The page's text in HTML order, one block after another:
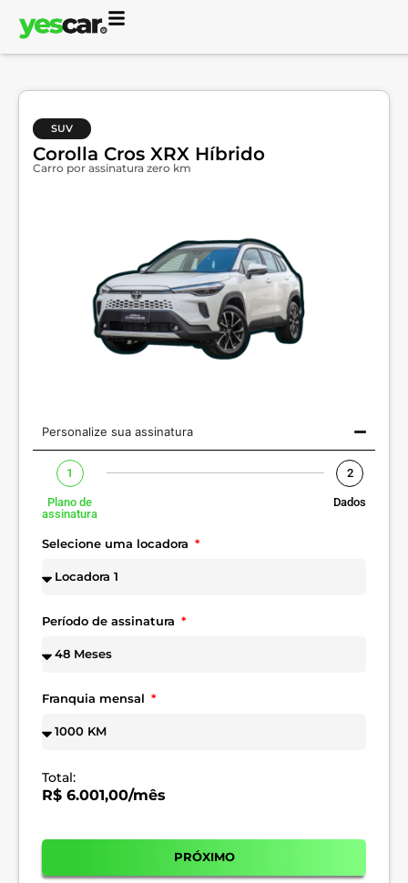
SUV
Corolla Cros XRX Híbrido
Carro por assinatura zero km
Personalize sua assinatura
1
Plano de
assinatura
2
Dados
Selecione uma locadora
Período de assinatura
Franquia mensal
Total:
R$ 6.001,00/mês
PRÓXIMO